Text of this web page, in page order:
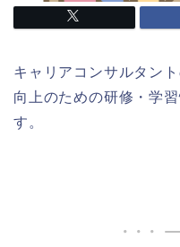
キャリアコンサルタン
向上のための研修・学
す。